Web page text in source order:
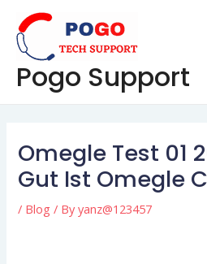
content
Pogo Support
Omegle Test 01
Gut Ist Omegle
/ Blog / Byyanz@123457
navigation